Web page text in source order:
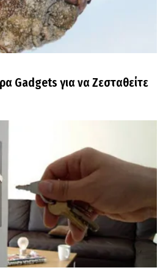
Gadgets για να Ζεσταθείτε